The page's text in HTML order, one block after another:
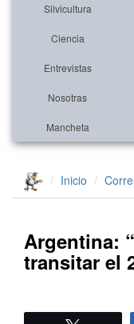
Silvicultura
Ciencia
Entrevistas
Nosotras
Mancheta
Inicio
Argentina:
transitar el